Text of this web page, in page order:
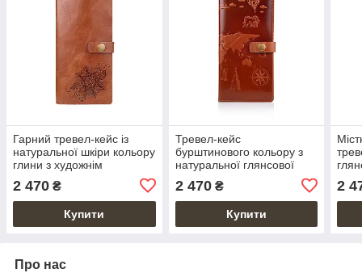
Гарний тревел-кейс із
натуральної шкіри кольору
глини з художнім
Classic"
2 470 ₴
Купити
Тревел-кейс
бурштинового кольору з
натуральної глянсової
художнім тисненням "7
wonders of the world"
2 470₴
Купити
2
Про нас